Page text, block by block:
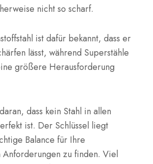
nicht so scharf.
ist dafür bekannt, dass er
lässt, während Superstähle
größere Herausforderung
dass kein Stahl in allen
ist. Der Schlüssel liegt
Balance für Ihre
Anforderungen zu finden. Viel